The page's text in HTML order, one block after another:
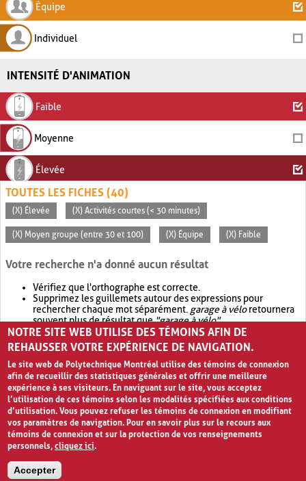
Équipe
Individuel
INTENSITÉ D'ANIMATION
Faible
Moyenne
Élevée
TOUTES LES FICHES (40)
(X) Élevée (X) Activités courtes (< 30 minutes)
(X) Moyen groupe (entre 30 et 100) (X) Équipe (X) Faible
Votre recherche n'a donné aucun résultat
Vérifiez que l'orthographe est correcte.
Supprimez les guillemets autour des expressions pour
rechercher chaque mot séparément. garage à véloretournera
souvent plus de résultat que"garage à vélo".
Envisagez d'élargir votre recherche avec OR.garage OR vélo
retournera souvent plus de résultat quegarage à vélo
NOTRE SITE WEB UTILISE DES TÉMOINS AFIN DE
REHAUSSER VOTRE EXPÉRIENCE DE NAVIGATION.
Le site web de Polytechnique Montréal utilise des témoins de connexion
afin de recueillir des statistiques générales et offrir une meilleure
expérience à ses visiteurs. En naviguant sur le site, vous acceptez
l’utilisation de ces témoins selon les modalités spécifiées aux conditions
d’utilisation. Vous pouvez refuser les témoins de connexion en modifiant
vos paramètres de navigation. Pour en savoir plus sur le recours aux
témoins de connexion et sur la protection de vos renseignements
personnels,cliquez ici.
Accepter